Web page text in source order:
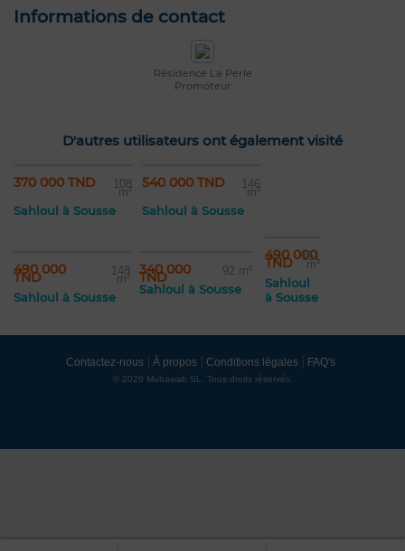
Informations de contact
Résidence La Perle
Promoteur
D'autres utilisateurs ont également visité
370 000 TND 108
m²
Sahloul à Sousse
540 000 TND 146
m²
Sahloul à Sousse
490 000
TND 148
m²
Sahloul à Sousse
340 000
TND 92 m²
Sahloul à Sousse
490 000
TND 151
m²
Sahloul
à Sousse
Contactez-nous À propos Conditions légales FAQ's
© 2026 Mubawab SL. Tous droits réservés.